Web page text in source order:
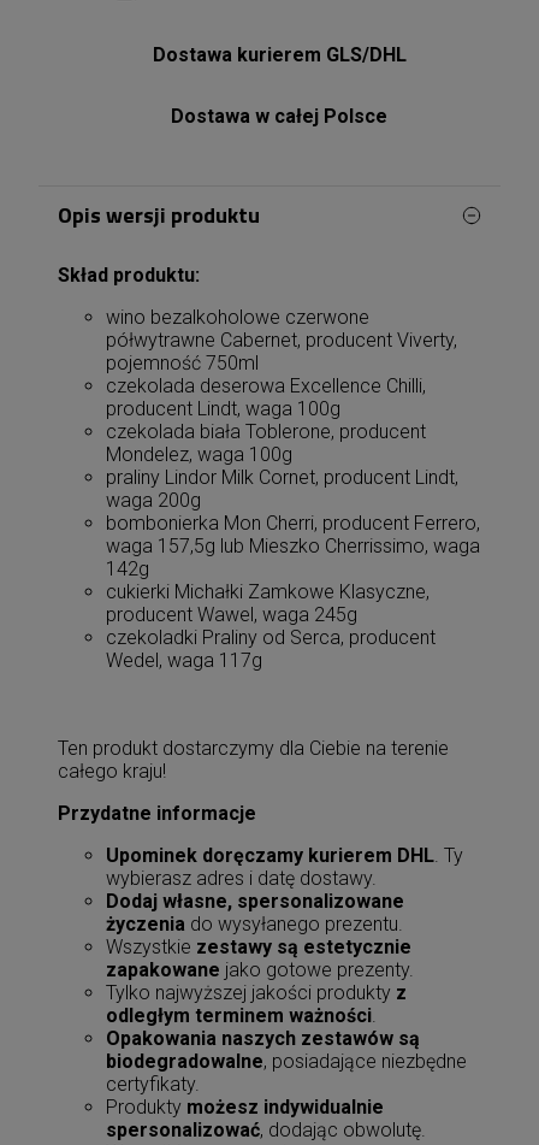
Dostawa kurierem GLS/DHL
Dostawa w całej Polsce
Opis wersji produktu
Skład produktu:
wino bezalkoholowe czerwone
półwytrawne Cabernet, producent Viverty,
pojemność 750ml
czekolada deserowa Excellence Chilli,
producent Lindt, waga 100g
czekolada biała Toblerone, producent
Mondelez, waga 100g
praliny Lindor Milk Cornet, producent Lindt,
waga 200g
bombonierka Mon Cherri, producent Ferrero,
waga 157,5g lub Mieszko Cherrissimo, waga
142g
cukierki Michałki Zamkowe Klasyczne,
producent Wawel, waga 245g
czekoladki Praliny od Serca, producent
Wedel, waga 117g
Ten produkt dostarczymy dla Ciebie na terenie
całego kraju!
Przydatne informacje
Upominek doręczamy kurierem DHL. Ty
wybierasz adres i datę dostawy.
Dodaj własne, spersonalizowane
życzenia do wysyłanego prezentu.
Wszystkie zestawy są estetycznie
zapakowane jako gotowe prezenty.
Tylko najwyższej jakości produkty z
odległym terminem ważności.
Opakowania naszych zestawów są
biodegradowalne, posiadające niezbędne
certyfikaty.
Produkty możesz indywidualnie
spersonalizować, dodając obwolutę.